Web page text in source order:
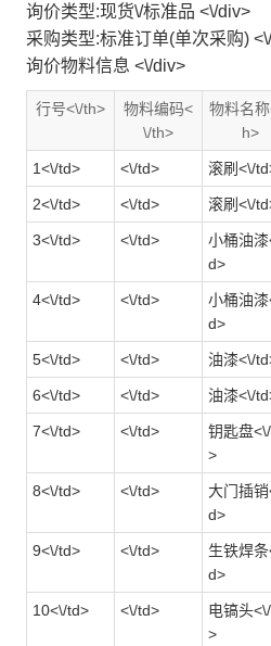
询价类型:现货\/标准品 <\/div>
采购类型:标准订单(单次采购)
询价物料信息 <\/div>
行号<\/th>
物料编码<
\/th>
物料名
h>
1<\/td> <\/td> 滚刷<\/
2<\/td> <\/td> 滚刷<\/
3<\/td> <\/td>
小桶油
d>
4<\/td> <\/td>
小桶油
d>
5<\/td> <\/td> 油漆<\/
6<\/td> <\/td> 油漆<\/
7<\/td> <\/td>
钥匙盘
>
8<\/td> <\/td>
大门插
d>
9<\/td> <\/td>
生铁焊
d>
10<\/td> <\/td>
电镐头
>